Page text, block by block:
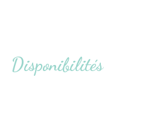
Disponibilités